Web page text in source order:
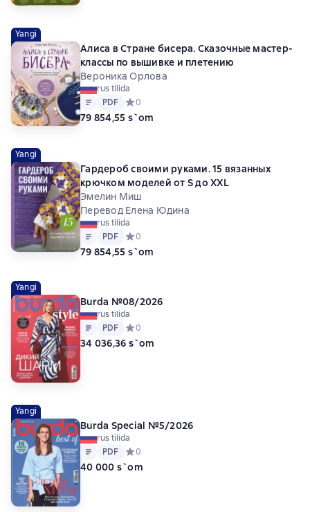
Yangi
Алиса в Стране бисера. Сказочные мастер-
классы по вышивке и плетению
Вероника Орлова
rus tilida
Matn
PDF
PDF Средний рейтинг 0 на основе 0 оценок
0
79 854,55 s`om
Yangi
Гардероб своими руками. 15 вязанных
крючком моделей от S до XXL
Эмелин Миш
Перевод Елена Юдина
rus tilida
Matn
PDF
PDF Средний рейтинг 0 на основе 0 оценок
0
79 854,55 s`om
Yangi
Burda №08/2026
rus tilida
Matn
PDF
PDF Средний рейтинг 0 на основе 0 оценок
0
34 036,36 s`om
Yangi
Burda Special №5/2026
rus tilida
Matn
PDF
PDF Средний рейтинг 0 на основе 0 оценок
0
40 000 s`om